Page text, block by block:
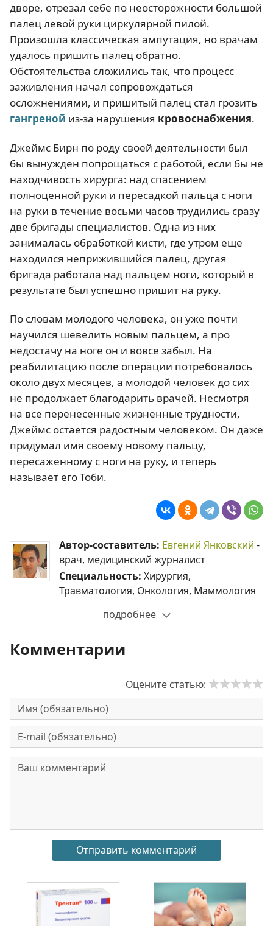
дворе, отрезал себе по неосторожности большой
палец левой руки циркулярной пилой.
Произошла классическая ампутация, но врачам
удалось пришить палец обратно.
Обстоятельства сложились так, что процесс
заживления начал сопровождаться
осложнениями, и пришитый палец стал грозить
гангреной из-за нарушения кровоснабжения.
Джеймс Бирн по роду своей деятельности был
бы вынужден попрощаться с работой, если бы не
находчивость хирурга: над спасением
полноценной руки и пересадкой пальца с ноги
на руки в течение восьми часов трудились сразу
две бригады специалистов. Одна из них
занималась обработкой кисти, где утром еще
находился неприжившийся палец, другая
бригада работала над пальцем ноги, который в
результате был успешно пришит на руку.
По словам молодого человека, он уже почти
научился шевелить новым пальцем, а про
недостачу на ноге он и вовсе забыл. На
реабилитацию после операции потребовалось
около двух месяцев, а молодой человек до сих
не продолжает благодарить врачей. Несмотря
на все перенесенные жизненные трудности,
Джеймс остается радостным человеком. Он даже
придумал имя своему новому пальцу,
пересаженному с ноги на руку, и теперь
называет его Тоби.
Автор-составитель: Евгений Янковский -
врач, медицинский журналист
Специальность: Хирургия,
Травматология, Онкология, Маммология
подробнее
Комментарии
Оцените статью: